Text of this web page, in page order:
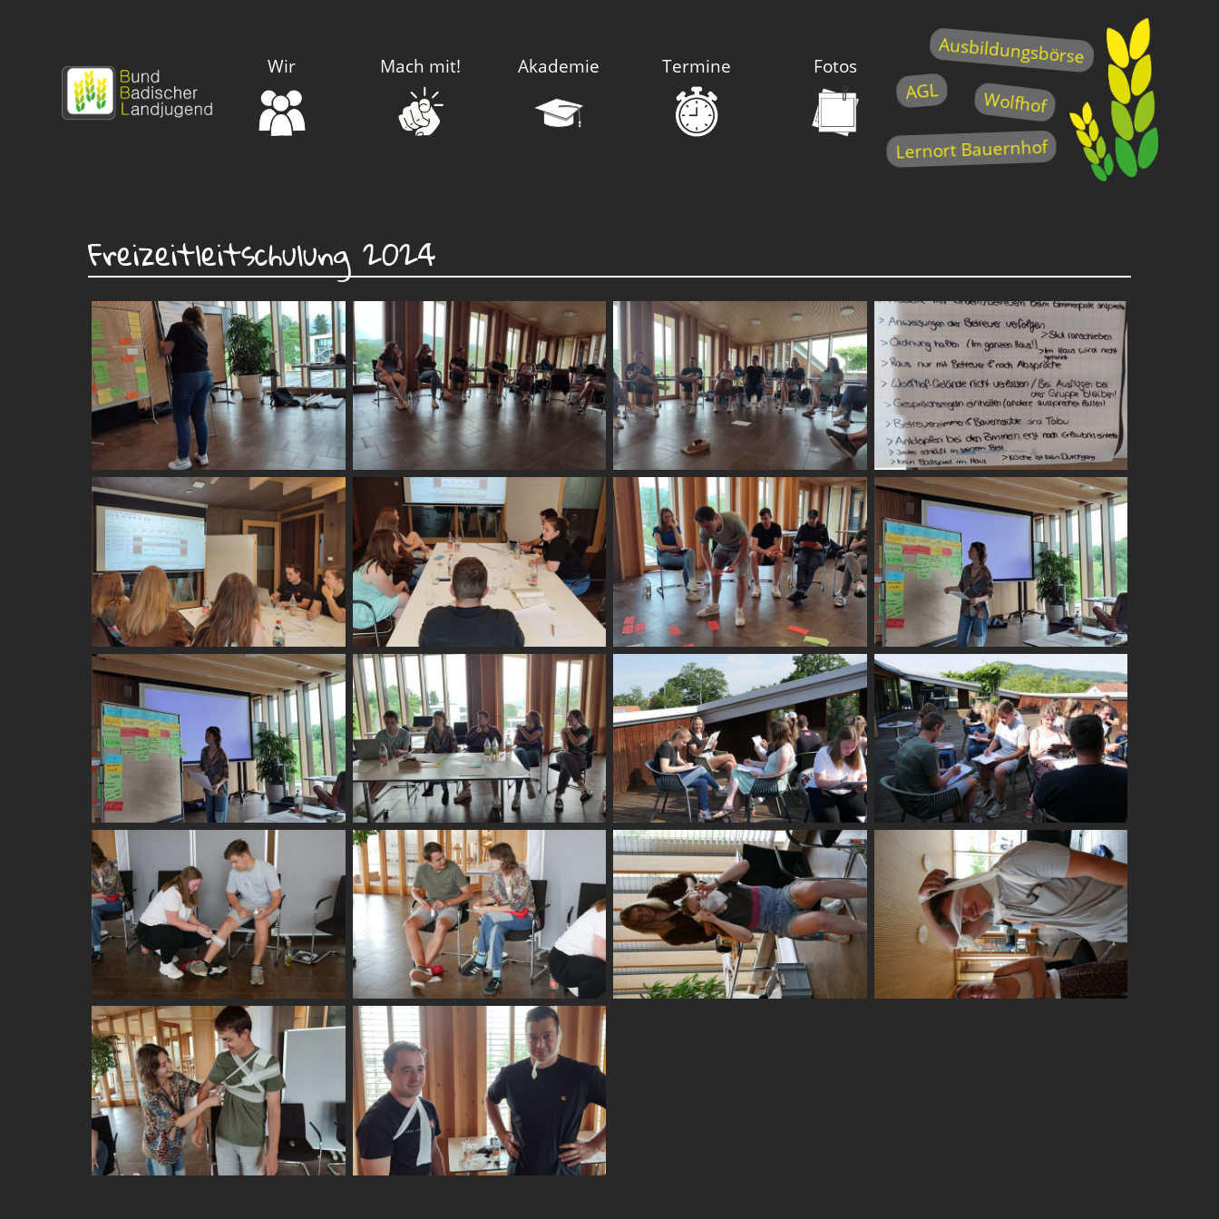
Wir Mach mit! Akademie Termine Fotos Ausbildungsbörse
AGL Wolfhof
Lernort Bauernhof
Freizeitleitschulung 2024